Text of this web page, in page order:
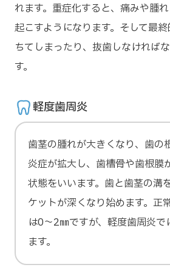
れます。重症化すると、痛みや腫
起こすようになります。そして最
ちてしまったり、抜歯しなければ
す。
軽度歯周炎
歯茎の腫れが大きくなり、歯の
炎症が拡大し、歯槽骨や歯根膜
状態をいいます。歯と歯茎の溝
ケットが深くなり始めます。正
は0～2㎜ですが、軽度歯周炎で
ます。